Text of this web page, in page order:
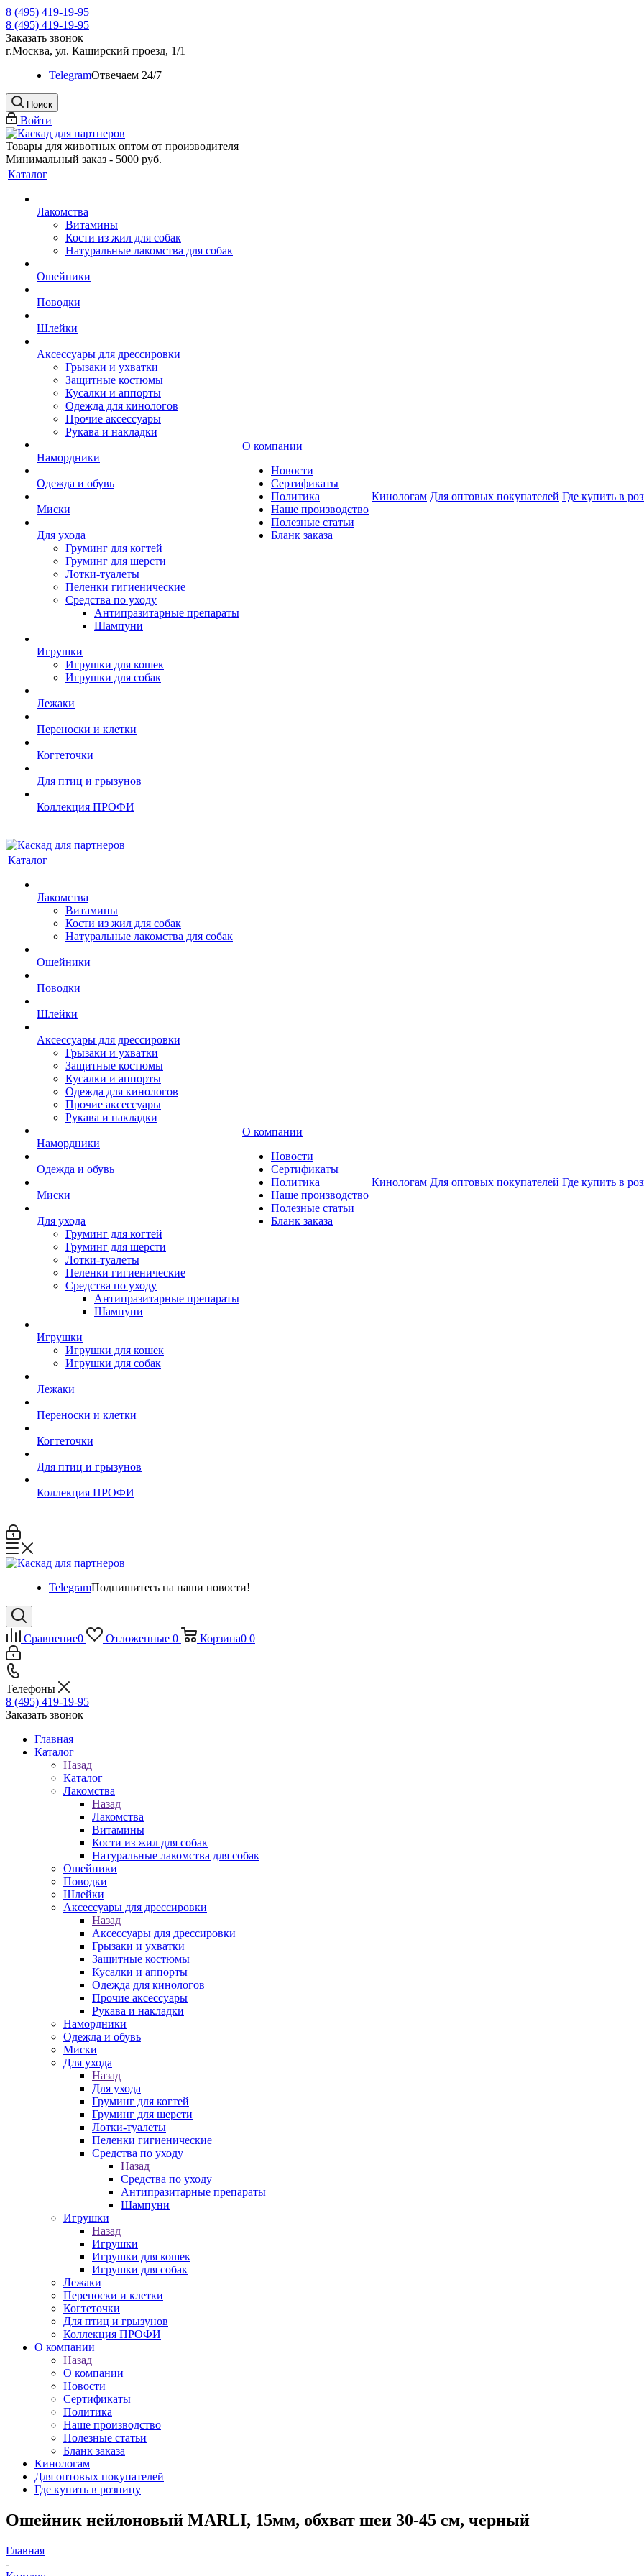
8 (495) 419-19-95
8 (495) 419-19-95
Заказать звонок
г.Москва, ул. Каширский проезд, 1/1
TelegramOтвечаем 24/7
Поиск
Войти
Товары для животных оптом от производителя
Минимальный заказ - 5000 руб.
Каталог
Лакомства
Витамины
Кости из жил для собак
Натуральные лакомства для собак
Ошейники
Поводки
Шлейки
Аксессуары для дрессировки
Грызаки и ухватки
Защитные костюмы
Кусалки и аппорты
Одежда для кинологов
Прочие аксессуары
Рукава и накладки
Намордники
Одежда и обувь
Миски
Для ухода
Груминг для когтей
Груминг для шерсти
Лотки-туалеты
Пеленки гигиенические
Средства по уходу
Антипразитарные препараты
Шампуни
Игрушки
Игрушки для кошек
Игрушки для собак
Лежаки
Переноски и клетки
Когтеточки
Для птиц и грызунов
Коллекция ПРОФИ
О компании
Новости
Сертификаты
Политика
Наше производство
Полезные статьи
Бланк заказа
Кинологам Для оптовых покупателей Где купить в
Каталог
Лакомства
Витамины
Кости из жил для собак
Натуральные лакомства для собак
Ошейники
Поводки
Шлейки
Аксессуары для дрессировки
Грызаки и ухватки
Защитные костюмы
Кусалки и аппорты
Одежда для кинологов
Прочие аксессуары
Рукава и накладки
Намордники
Одежда и обувь
Миски
Для ухода
Груминг для когтей
Груминг для шерсти
Лотки-туалеты
Пеленки гигиенические
Средства по уходу
Антипразитарные препараты
Шампуни
Игрушки
Игрушки для кошек
Игрушки для собак
Лежаки
Переноски и клетки
Когтеточки
Для птиц и грызунов
Коллекция ПРОФИ
О компании
Новости
Сертификаты
Политика
Наше производство
Полезные статьи
Бланк заказа
Кинологам Для оптовых покупателей Где купить в
TelegramПодпишитесь на наши новости!
Сравнение0 Отложенные 0 Корзина0 0
Телефоны
8 (495) 419-19-95
Заказать звонок
Главная
Каталог
Назад
Каталог
Лакомства
Назад
Лакомства
Витамины
Кости из жил для собак
Натуральные лакомства для собак
Ошейники
Поводки
Шлейки
Аксессуары для дрессировки
Назад
Аксессуары для дрессировки
Грызаки и ухватки
Защитные костюмы
Кусалки и аппорты
Одежда для кинологов
Прочие аксессуары
Рукава и накладки
Намордники
Одежда и обувь
Миски
Для ухода
Назад
Для ухода
Груминг для когтей
Груминг для шерсти
Лотки-туалеты
Пеленки гигиенические
Средства по уходу
Назад
Средства по уходу
Антипразитарные препараты
Шампуни
Игрушки
Назад
Игрушки
Игрушки для кошек
Игрушки для собак
Лежаки
Переноски и клетки
Когтеточки
Для птиц и грызунов
Коллекция ПРОФИ
О компании
Назад
О компании
Новости
Сертификаты
Политика
Наше производство
Полезные статьи
Бланк заказа
Кинологам
Для оптовых покупателей
Где купить в розницу
Ошейник нейлоновый MARLI, 15мм, обхват шеи 30-45 см, черный
Главная
-